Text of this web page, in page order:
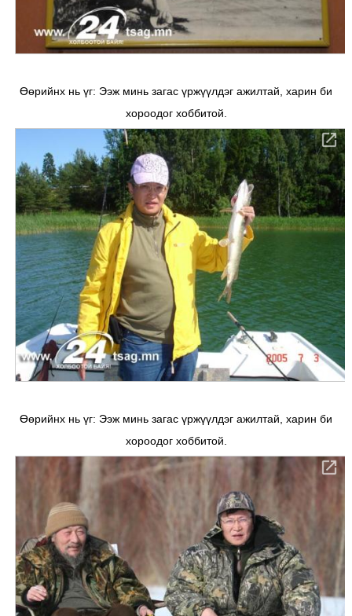
Өөрийнх нь үг: Ээж минь загас үржүүлдэг ажилтай, харин би
хороодог хоббитой.
Өөрийнх нь үг: Ээж минь загас үржүүлдэг ажилтай, харин би
хороодог хоббитой.